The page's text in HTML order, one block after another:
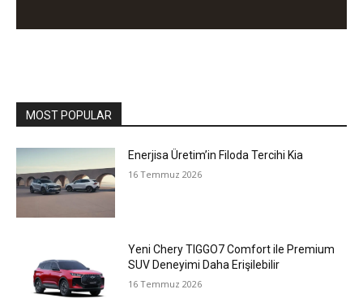
MOST POPULAR
Enerjisa Üretim’in Filoda Tercihi Kia
16 Temmuz 2026
Yeni Chery TIGGO7 Comfort ile Premium
SUV Deneyimi Daha Erişilebilir
16 Temmuz 2026